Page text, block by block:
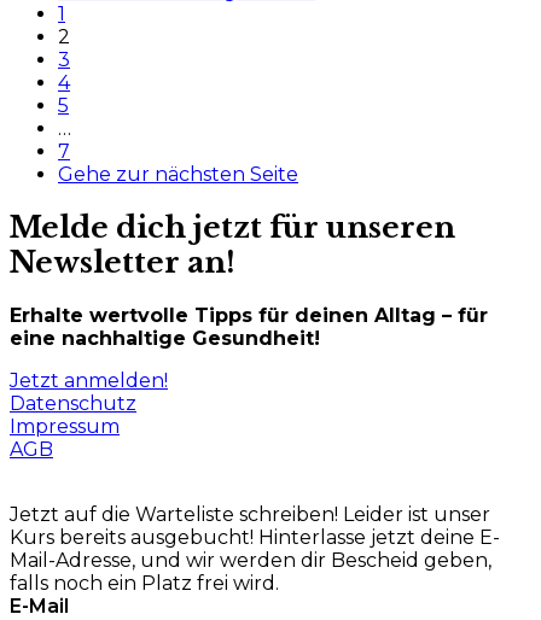
1
2
3
4
5
…
7
Gehe zur nächsten Seite
Melde dich jetzt für unseren
Newsletter an!
Erhalte wertvolle Tipps für deinen Alltag – für
eine nachhaltige Gesundheit!
Jetzt anmelden!
Datenschutz
Impressum
AGB
Jetzt auf die Warteliste schreiben! Leider ist unser
Kurs bereits ausgebucht! Hinterlasse jetzt deine E-
Mail-Adresse, und wir werden dir Bescheid geben,
falls noch ein Platz frei wird.
E-Mail